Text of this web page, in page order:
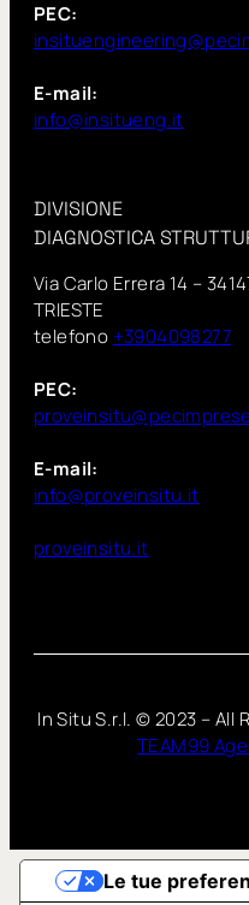
PEC:
E-mail:
info@insitueng.it
DIVISIONE
DIAGNOSTICA
Via Carlo Errera 14 –
TRIESTE
telefono +3904098277
PEC:
E-mail:
info@proveinsitu.it
proveinsitu.it
In Situ S.r.l. ©2023 – All
TEAM99
Le tue